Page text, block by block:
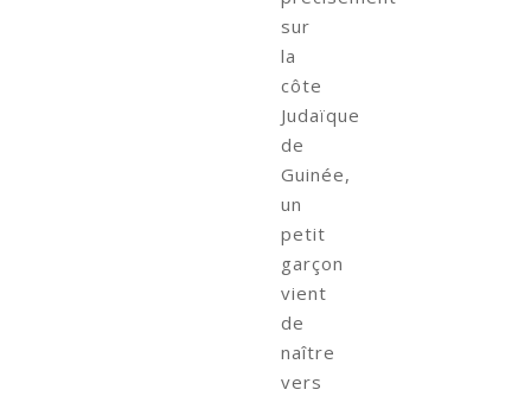
sur
la
côte
Judaïque
de
Guinée,
un
petit
garçon
vient
de
naître
vers